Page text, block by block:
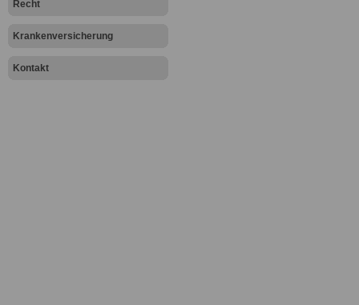
Recht
Krankenversicherung
Kontakt